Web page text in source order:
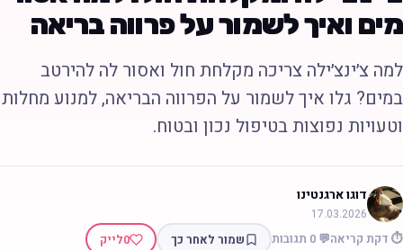
ואיך לשמור על פרווה בריאה
צ׳ינצ׳ילה צריכה מקלחת חול ואסור לה להירטב
גלו איך לשמור על הפרווה הבריאה, למנוע מחלות
נפוצות בטיפול נכון ובטוח.
דוגו ארגנטינו
17.03.2026
דקת קריאה💬 0 תגובות שמור לאחר כך 0לייק